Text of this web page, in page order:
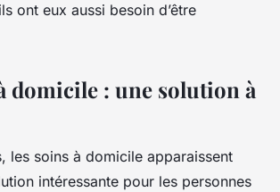
ont eux aussi besoin d’être
domicile : une solution à
les soins à domicile apparaissent
intéressante pour les personnes